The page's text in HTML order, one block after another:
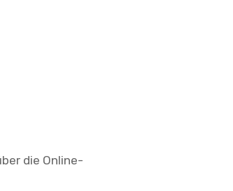
die Online-